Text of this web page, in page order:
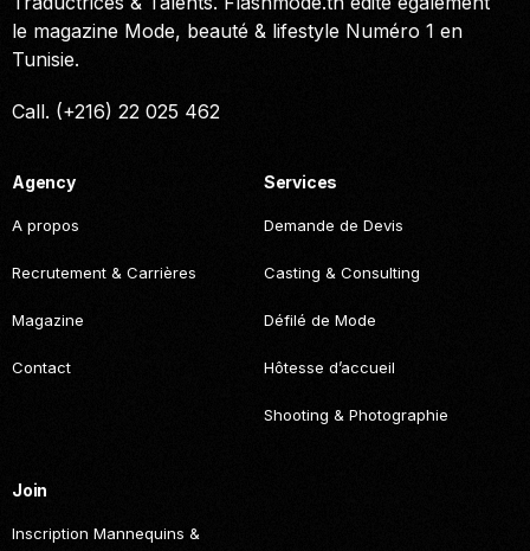
le magazine Mode, beauté & lifestyle Numéro 1 en
Tunisie.
Call. (+216) 22 025 462
Agency
A propos
Recrutement & Carrières
Magazine
Contact
Services
Demande de Devis
Casting & Consulting
Défilé de Mode
Hôtesse d’accueil
Shooting & Photographie
Join
Inscription Mannequins &